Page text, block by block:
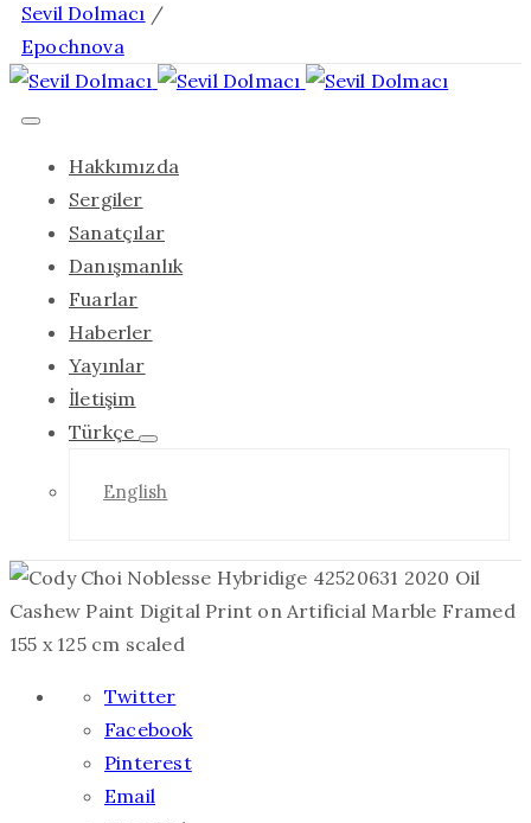
Sevil Dolmacı /
Epochnova
Hakkımızda
Sergiler
Sanatçılar
Danışmanlık
Fuarlar
Haberler
Yayınlar
İletişim
Türkçe
English
Twitter
Facebook
Pinterest
Email